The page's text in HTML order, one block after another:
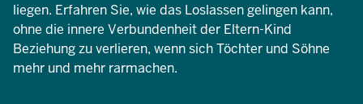
liegen. Erfahren Sie, wie das Loslassen gelingen kann,
ohne die innere Verbundenheit der Eltern-Kind
Beziehung zu verlieren, wenn sich Töchter und Söhne
mehr und mehr rarmachen.